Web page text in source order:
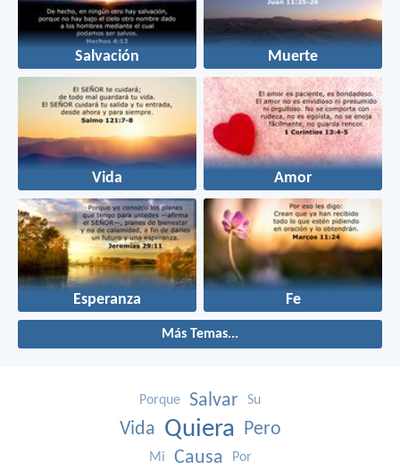
Salvación Muerte
Vida Amor
Esperanza Fe
Más Temas...
Porque Salvar Su
Vida Quiera Pero
Mi Causa Por